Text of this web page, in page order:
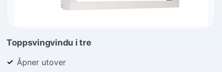
Toppsvingvindu i tre
Åpner utover